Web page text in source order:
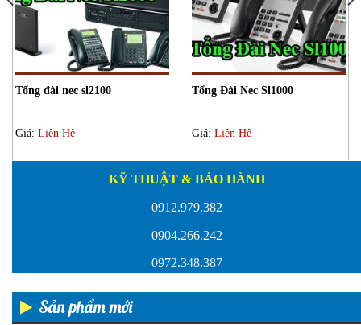
Tổng đài nec sl2100
Giá: Liên Hệ
Tổng Đài Nec Sl1000
Giá: Liên Hệ
KỸ THUẬT & BẢO HÀNH
0912.979.382
0904.266.242
0972.348.387
Sản phẩm mới